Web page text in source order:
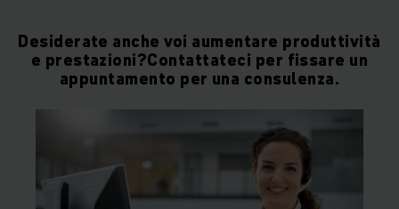
Desiderate anche voi aumentare produttività
e prestazioni?Contattateci per fissare un
appuntamento per una consulenza.